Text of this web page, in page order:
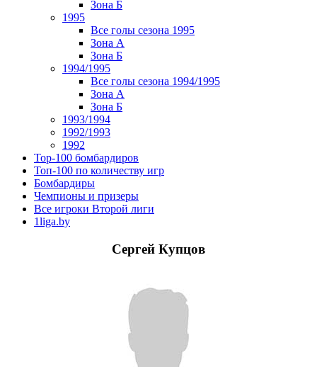
Зона Б
1995
Все голы сезона 1995
Зона А
Зона Б
1994/1995
Все голы сезона 1994/1995
Зона А
Зона Б
1993/1994
1992/1993
1992
Top-100 бомбардиров
Топ-100 по количеству игр
Бомбардиры
Чемпионы и призеры
Все игроки Второй лиги
1liga.by
Сергей Купцов